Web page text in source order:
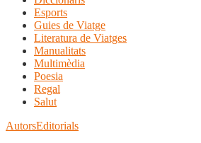
Esports
Guies de Viatge
Literatura de Viatges
Manualitats
Multimèdia
Poesia
Regal
Salut
AutorsEditorials